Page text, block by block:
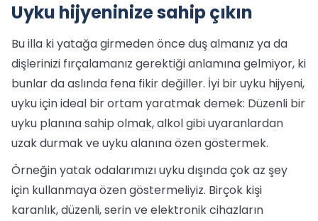
Uyku hijyeninize sahip çıkın
Bu illa ki yatağa girmeden önce duş almanız ya da
dişlerinizi fırçalamanız gerektiği anlamına gelmiyor, ki
bunlar da aslında fena fikir değiller. İyi bir uyku hijyeni,
uyku için ideal bir ortam yaratmak demek: Düzenli bir
uyku planına sahip olmak, alkol gibi uyaranlardan
uzak durmak ve uyku alanına özen göstermek.
Örneğin yatak odalarımızı uyku dışında çok az şey
için kullanmaya özen göstermeliyiz. Birçok kişi
karanlık, düzenli, serin ve elektronik cihazların